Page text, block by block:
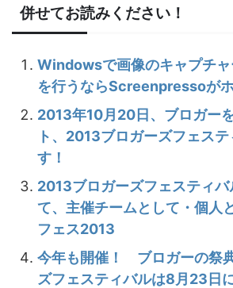
併せてお読みください！
Windowsで画像のキャプチ
を行うならScreenpressoが
2013年10月20日、ブロガー
ト、2013ブロガーズフェス
す！
2013ブロガーズフェスティバ
て、主催チームとして・個
フェス2013
今年も開催！ ブロガーの祭
ズフェスティバルは8月23日